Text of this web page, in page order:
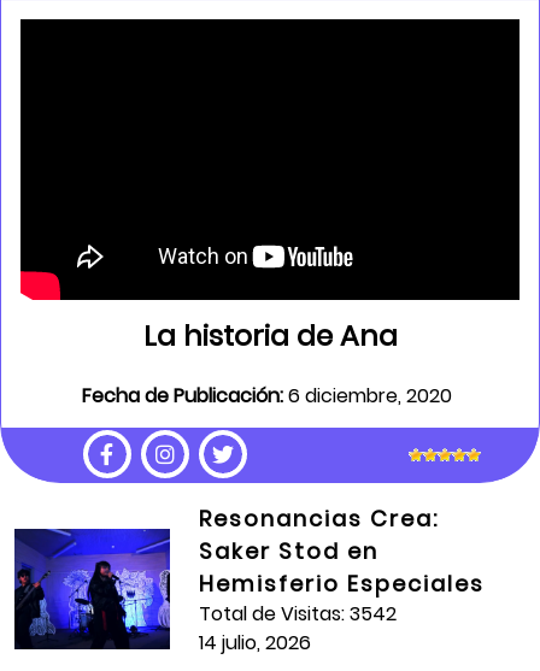
La historia de Ana
Fecha de Publicación:6 diciembre, 2020
Partiendo de las historias que se desarrollaban en las
radionovelas, Ana Sofía Ortíz Tovar, cuenta su
que acompaña de sonidos significativos dentro de
su narración.
Artista Formador:Eliana Urazan
Guión y realización:Laura Valentina Rodríguez
Resonancias Crea:
Saker Stod en
Hemisferio Especiales
Total de Visitas: 3542
14 julio, 2026